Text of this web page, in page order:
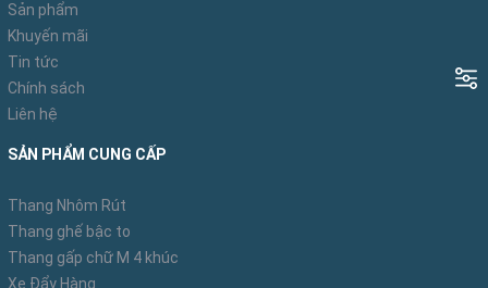
Sản phẩm
Khuyến mãi
Tin tức
Chính sách
Liên hệ
SẢN PHẨM CUNG CẤP
Thang Nhôm Rút
Thang ghế bậc to
Thang gấp chữ M 4 khúc
Xe Đẩy Hàng